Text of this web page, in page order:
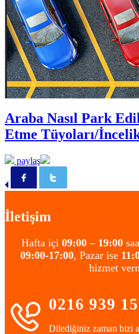
Araba Nasıl Park
Etme Tüyoları/
paylaş
İletişim
Hafta içi 09:00 – 19:00
09:00-17:00, Pazar ise
hizmet
0216 939
Dilediğiniz zaman bizi